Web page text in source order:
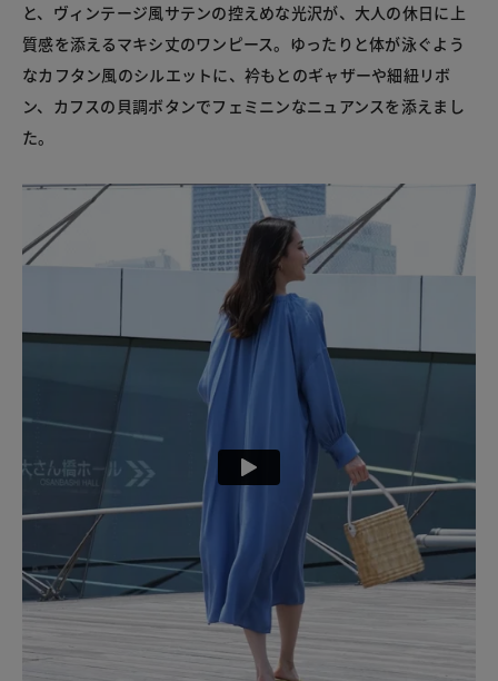
と、ヴィンテージ風サテンの控えめな光沢が、大人の休日に上
質感を添えるマキシ丈のワンピース。ゆったりと体が泳ぐよう
なカフタン風のシルエットに、衿もとのギャザーや細紐リボ
ン、カフスの貝調ボタンでフェミニンなニュアンスを添えまし
た。